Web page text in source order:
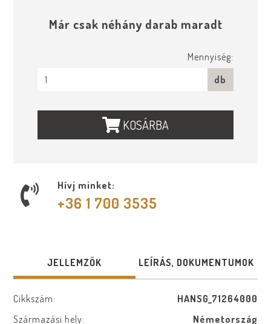
Már csak néhány darab maradt
Mennyiség:
db
KOSÁRBA
Hívj minket:
+36 1 700 3535
JELLEMZŐK LEÍRÁS, DOKUMENTUMOK
Cikkszám:
HANSG_71264000
Származási hely:
Németország